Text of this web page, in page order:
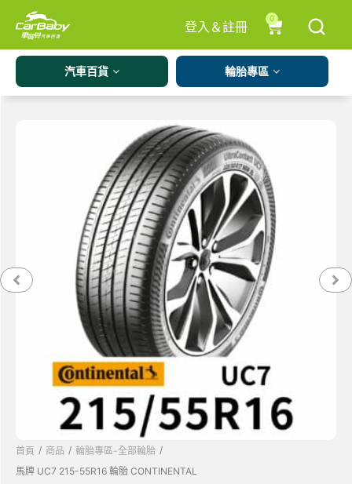
登入＆註冊
0
汽車百貨 輪胎專區
首頁 / 商品 / 輪胎專區-全部輪胎 /
馬牌 UC7 215-55R16 輪胎 CONTINENTAL